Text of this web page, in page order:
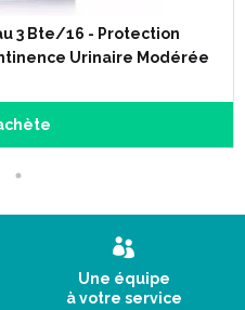
3 Bte/16 - Protection
Urinaire Modérée
Une équipe
à votre service